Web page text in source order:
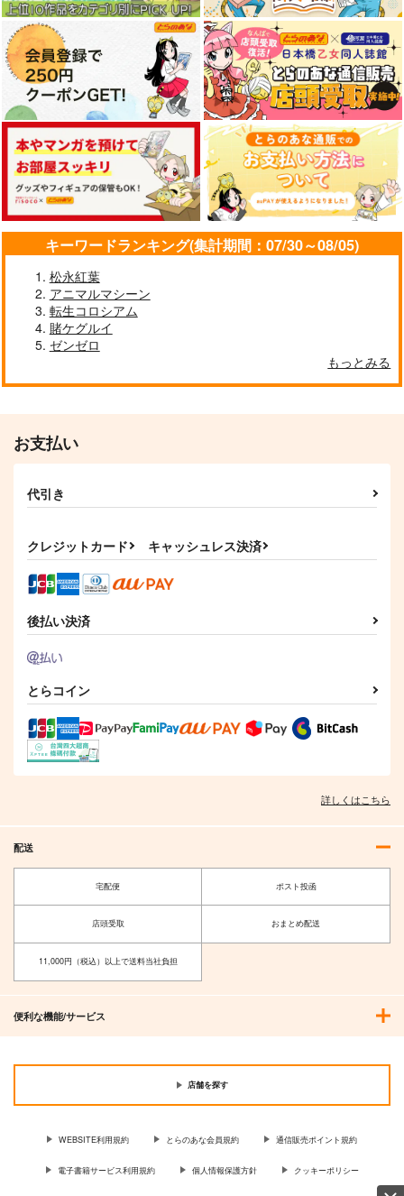
キーワードランキング(集計期間：07/30～08/05)
松永紅葉
アニマルマシーン
転生コロシアム
賭ケグルイ
ゼンゼロ
もっとみる
お支払い
代引き
クレジットカード キャッシュレス決済
後払い決済
とらコイン
詳しくはこちら
配送
宅配便 ポスト投函
店頭受取 おまとめ配送
11,000円（税込）以上で送料当社負担
便利な機能/サービス
店舗を探す
WEBSITE利用規約 とらのあな会員規約 通信販売ポイント規約
電子書籍サービス利用規約 個人情報保護方針 クッキーポリシー